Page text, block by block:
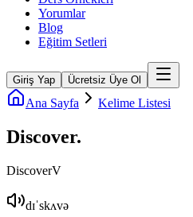
Yorumlar
Blog
Eğitim Setleri
Giriş Yap Ücretsiz Üye Ol
Ana Sayfa Kelime Listesi
Discover.
DiscoverV
dɪˈskʌvə